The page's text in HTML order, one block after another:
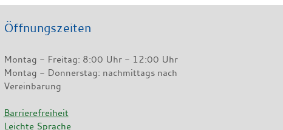
Öffnungszeiten
Montag - Freitag: 8:00 Uhr - 12:00 Uhr
Montag - Donnerstag: nachmittags nach
Vereinbarung
Barrierefreiheit
Leichte Sprache